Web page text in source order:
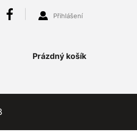
Přihlášení
Nákupní
košík
Prázdný košík